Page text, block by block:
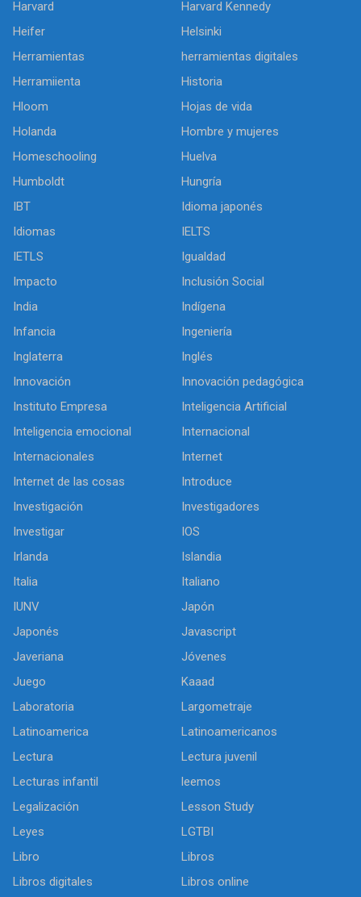
Harvard
Harvard Kennedy
Heifer
Helsinki
Herramientas
herramientas digitales
Herramiienta
Historia
Hloom
Hojas de vida
Holanda
Hombre y mujeres
Homeschooling
Huelva
Humboldt
Hungría
IBT
Idioma japonés
Idiomas
IELTS
IETLS
Igualdad
Impacto
Inclusión Social
India
Indígena
Infancia
Ingeniería
Inglaterra
Inglés
Innovación
Innovación pedagógica
Instituto Empresa
Inteligencia Artificial
Inteligencia emocional
Internacional
Internacionales
Internet
Internet de las cosas
Introduce
Investigación
Investigadores
Investigar
IOS
Irlanda
Islandia
Italia
Italiano
IUNV
Japón
Japonés
Javascript
Javeriana
Jóvenes
Juego
Kaaad
Laboratoria
Largometraje
Latinoamerica
Latinoamericanos
Lectura
Lectura juvenil
Lecturas infantil
leemos
Legalización
Lesson Study
Leyes
LGTBI
Libro
Libros
Libros digitales
Libros online